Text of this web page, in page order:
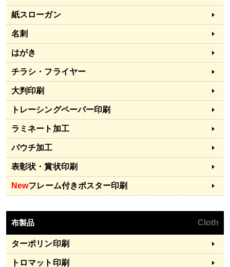
紙スローガン
名刺
はがき
チラシ・フライヤー
大判印刷
トレーシングペーパー印刷
ラミネート加工
パウチ加工
表彰状・賞状印刷
Newフレーム付きポスター印刷
布製品 Cloth
ターポリン印刷
トロマット印刷